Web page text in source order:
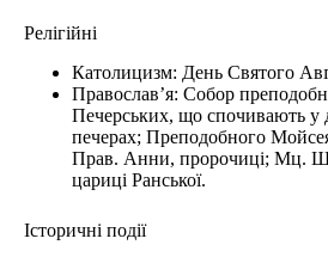
Релігійні
Католицизм: День Святого
Православ’я: Собор
Печерських, що спочивають у
печерах; Преподобного
Прав. Анни, пророчиці; Мц.
цариці Ранської.
Історичні події